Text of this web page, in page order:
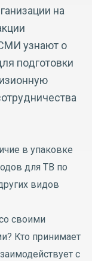
на
узнают о
подготовки
в упаковке
для ТВ по
видов
своими
Кто принимает
с